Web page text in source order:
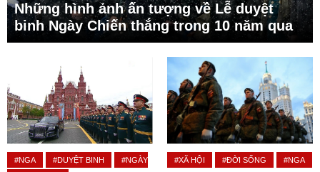
Những hình ảnh ấn tượng về Lễ duyệt
binh Ngày Chiến thắng trong 10 năm qua
#NGA #DUYỆT BINH
#NGÀY
#XÃ HỘI #ĐỜI SỐNG #NGA